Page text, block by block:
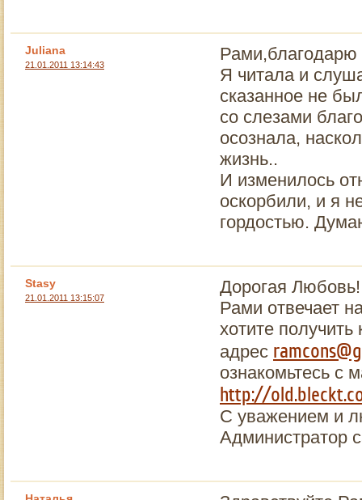
Juliana
21.01.2011 13:14:43
Рами,благодарю
Я читала и
сказанное не
со слезами
осознала,
жизнь..
И изменилось
оскорбили, и я
гордостью.
Stasy
21.01.2011 13:15:07
Дорогая Любовь!
Рами отвечает
хотите
адрес
ознакомьтесь с
http://
С уважением и
Администратор